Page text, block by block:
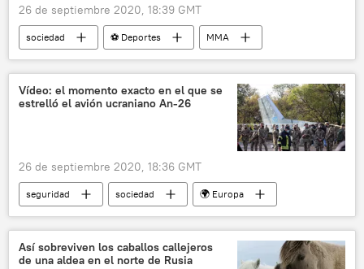
26 de septiembre 2020, 18:39 GMT
sociedad ⚽ Deportes
MMA
mma
Ultimate Fighting Championship (UFC)
Brasil
Nueva Zelanda
redes sociales
Instagram
luchador
artes marciales
Vídeo: el momento exacto en el que se
estrelló el avión ucraniano An-26
26 de septiembre 2020, 18:36 GMT
seguridad sociedad
🌍 Europa
Internacional
An-26
avión
catástrofe aerea
noticias
Así sobreviven los caballos callejeros
de una aldea en el norte de Rusia